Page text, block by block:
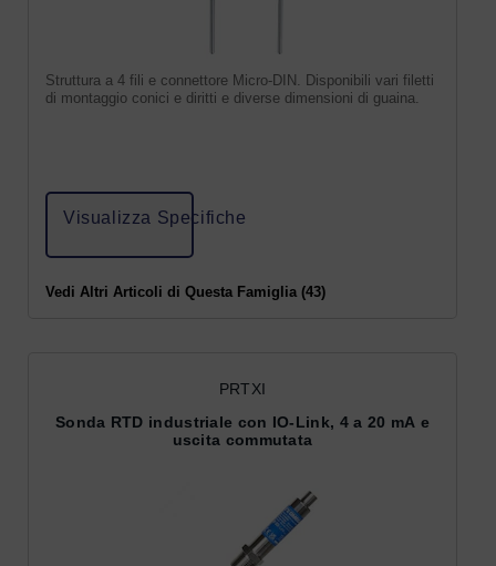
Struttura a 4 fili e connettore Micro-DIN. Disponibili vari filetti
di montaggio conici e diritti e diverse dimensioni di guaina.
Visualizza Specifiche
Vedi Altri Articoli di Questa Famiglia (43)
PRTXI
Sonda RTD industriale con IO-Link, 4 a 20 mA e
uscita commutata